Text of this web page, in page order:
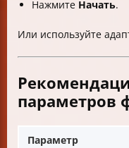
Нажмите Начать.
Или используйте
параметров
Параметр